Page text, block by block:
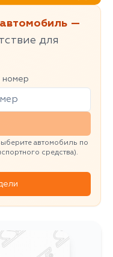
—
для
номер
автомобиль по
средства).